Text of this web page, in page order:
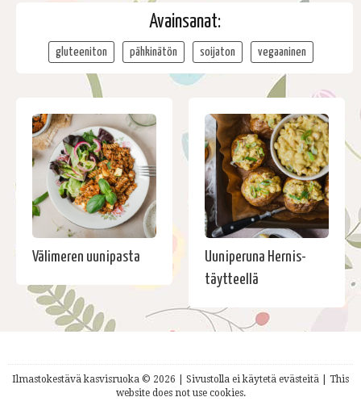
Avainsanat:
gluteeniton pähkinätön soijaton vegaaninen
Välimeren uunipasta
Uuniperuna Hernis-
täytteellä
Ilmastokestävä kasvisruoka © 2026 | Sivustolla ei käytetä evästeitä | This
website does not use cookies.